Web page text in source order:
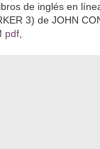
de inglés en
3) de JOHN
pdf,